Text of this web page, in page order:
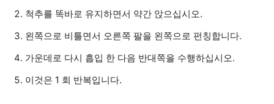
척추를 똑바로 유지하면서 약간 앉으십시오.
왼쪽으로 비틀면서 오른쪽 팔을 왼쪽으로 펀칭합니다.
가운데로 다시 흡입 한 다음 반대쪽을 수행하십시오.
이것은 1 회 반복입니다.